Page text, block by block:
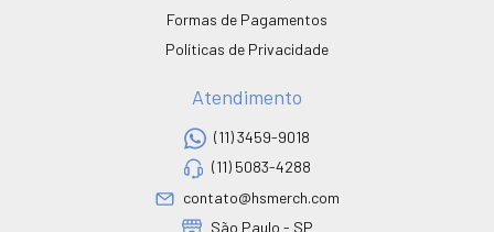
Formas de Pagamentos
Políticas de Privacidade
Atendimento
(11) 3459-9018
(11) 5083-4288
contato@hsmerch.com
São Paulo - SP